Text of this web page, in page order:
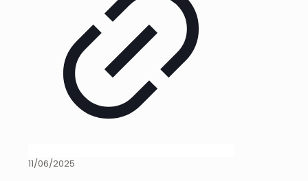
11/06/2025